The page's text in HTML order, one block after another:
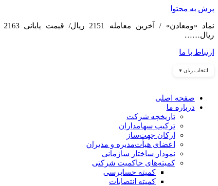
پرش به محتوا
نماد «ومعادن» / آخرین معامله 2151 ریال/ قیمت پایانی 2163
ریال……
ارتباط با ما
انتخاب زبان ▾
صفحه اصلی
درباره ما
تاریخچه شرکت
ترکیب سهامداران
ارکان جهت‌ساز
اعضای هیأت‌مدیره و مدیران
نمودار ساختار سازمانی
کمیته‌های حاکمیت شرکتی
کمیته حسابرسی
کمیته انتصابات